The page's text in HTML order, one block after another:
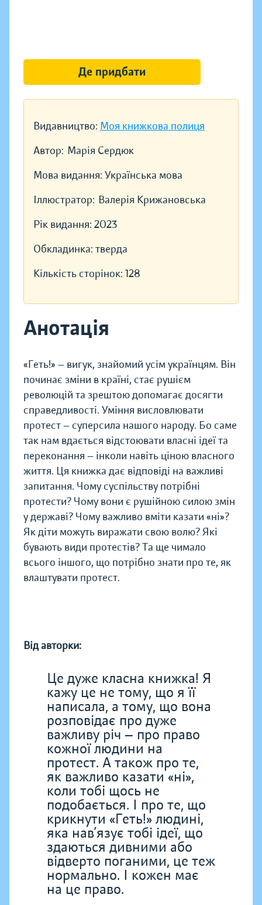
Видавництво: Моя книжкова полиця
Автор: Марія Сердюк
Мова видання: Українська мова
Іллюстратор: Валерія Крижановська
Рік видання: 2023
Обкладинка: тверда
Кількість сторінок: 128
Анотація
«Геть!» — вигук, знайомий усім українцям. Він
починає зміни в країні, стає рушієм
революцій та зрештою допомагає досягти
справедливості. Уміння висловлювати
протест — суперсила нашого народу. Бо саме
так нам вдається відстоювати власні ідеї та
переконання — інколи навіть ціною власного
життя. Ця книжка дає відповіді на важливі
запитання. Чому суспільству потрібні
протести? Чому вони є рушійною силою змін
у державі? Чому важливо вміти казати «ні»?
Як діти можуть виражати свою волю? Які
бувають види протестів? Та ще чимало
всього іншого, що потрібно знати про те, як
влаштувати протест.
Від авторки:
Це дуже класна книжка! Я
кажу це не тому, що я її
написала, а тому, що вона
розповідає про дуже
важливу річ — про право
кожної людини на
протест. А також про те,
як важливо казати «ні»,
коли тобі щось не
подобається. І про те, що
крикнути «Геть!» людині,
яка нав’язує тобі ідеї, що
здаються дивними або
відверто поганими, це теж
нормально. І кожен має
на це право.
Де придбати